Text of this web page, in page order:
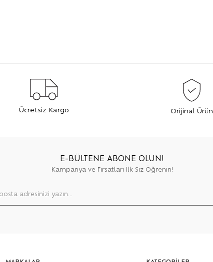
Ücretsiz Kargo Orijinal Ürün
E-BÜLTENE ABONE OLUN!
Kampanya ve Fırsatları İlk Siz Öğrenin!